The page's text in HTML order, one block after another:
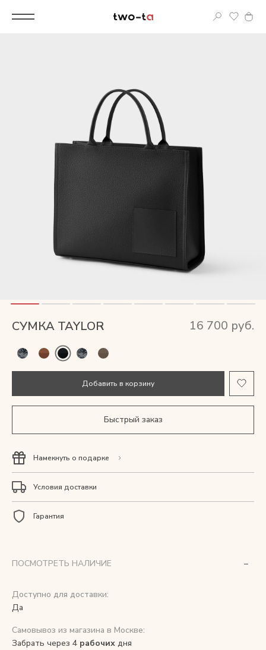
Популярное
Женские сумки
Мини-сумки и чехлы
Кошельки
Ювелирные украшения
Одежда
Подарочная карта
Снимаем с производства
Косметика для ухода
О нас
СУМКА TAYLOR 16 700 руб.
Добавить в корзину
Быстрый заказ
Намекнуть о подарке
Условия доставки
Гарантия
ПОСМОТРЕТЬ НАЛИЧИЕ
Доступно для доставки:
Да
Самовывоз из магазина в Москве:
Забрать через 4 рабочих дня